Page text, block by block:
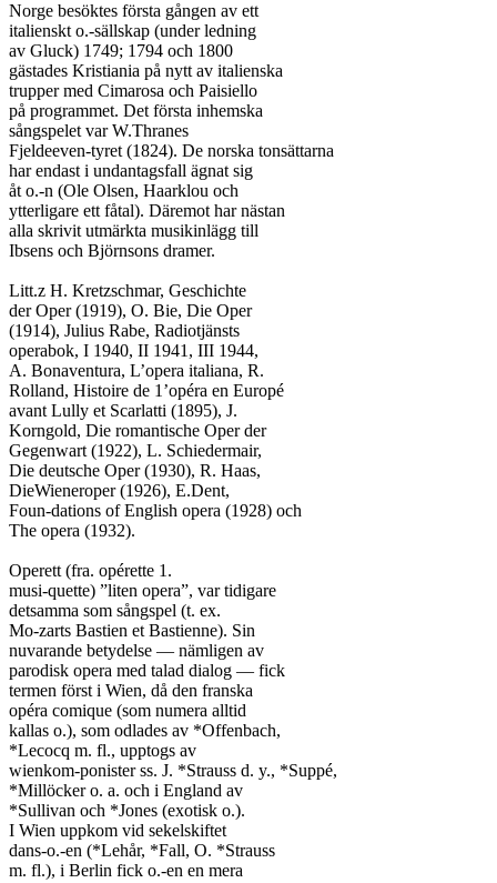
Norge besöktes första gången av ett
italienskt o.-sällskap (under ledning
av Gluck) 1749; 1794 och 1800
gästades Kristiania på nytt av italienska
trupper med Cimarosa och Paisiello
på programmet. Det första inhemska
sångspelet var W.Thranes
Fjeldeeven-tyret (1824). De norska tonsättarna
har endast i undantagsfall ägnat sig
åt o.-n (Ole Olsen, Haarklou och
ytterligare ett fåtal). Däremot har nästan
alla skrivit utmärkta musikinlägg till
Ibsens och Björnsons dramer.
Litt.z H. Kretzschmar, Geschichte
der Oper (1919), O. Bie, Die Oper
(1914), Julius Rabe, Radiotjänsts
operabok, I 1940, II 1941, III 1944,
A. Bonaventura, L’opera italiana, R.
Rolland, Histoire de 1’opéra en Europé
avant Lully et Scarlatti (1895), J.
Korngold, Die romantische Oper der
Gegenwart (1922), L. Schiedermair,
Die deutsche Oper (1930), R. Haas,
DieWieneroper (1926), E.Dent,
Foun-dations of English opera (1928) och
The opera (1932).
Operett (fra. opérette 1.
musi-quette) ”liten opera”, var tidigare
detsamma som sångspel (t. ex.
Mo-zarts Bastien et Bastienne). Sin
nuvarande betydelse — nämligen av
parodisk opera med talad dialog — fick
termen först i Wien, då den franska
opéra comique (som numera alltid
kallas o.), som odlades av *Offenbach,
*Lecocq m. fl., upptogs av
wienkom-ponister ss. J. *Strauss d. y., *Suppé,
*Millöcker o. a. och i England av
*Sullivan och *Jones (exotisk o.).
I Wien uppkom vid sekelskiftet
dans-o.-en (*Lehår, *Fall, O. *Strauss
m. fl.), i Berlin fick o.-en en mera